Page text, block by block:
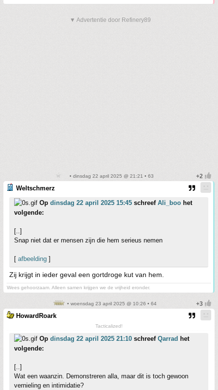
▼ Advertentie door Refinery89
• dinsdag 22 april 2025 @ 21:21 • 63
Weltschmerz
Op dinsdag 22 april 2025 15:45 schreef Ali_boo het
volgende:
[..]
Snap niet dat er mensen zijn die hem serieus nemen
[ afbeelding ]
Zij krijgt in ieder geval een gortdroge kut van hem.
Wees gehoorzaam. Alleen samen krijgen we de vrijheid eronder.
• woensdag 23 april 2025 @ 10:26 • 64
HowardRoark
Tacticalized!
Op dinsdag 22 april 2025 21:10 schreef Qarrad het
volgende:
[..]
Wat een waanzin. Demonstreren alla, maar dit is toch gewoon
vernieling en intimidatie?